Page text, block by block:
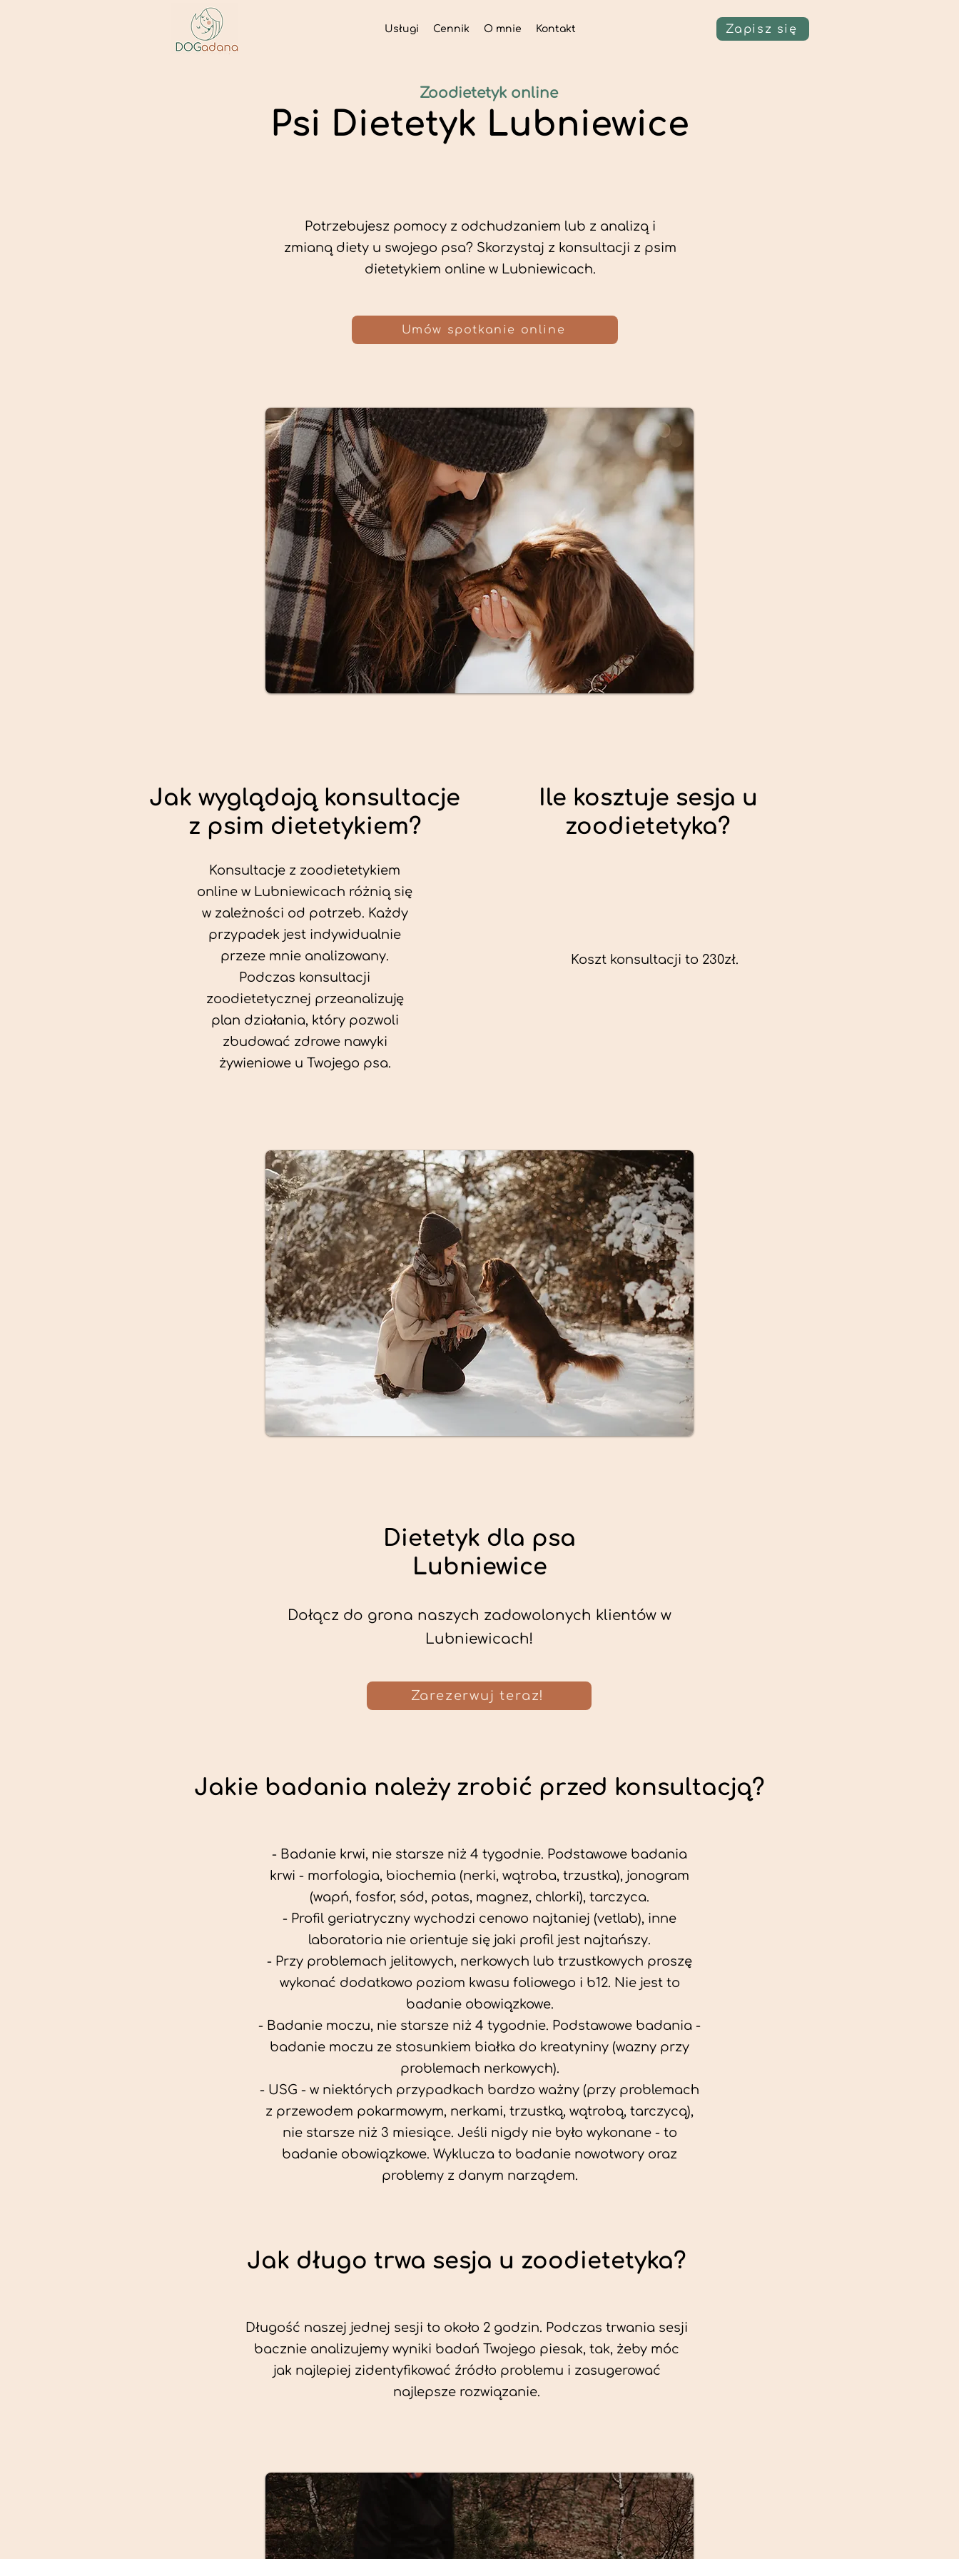
Usługi Cennik O mnie Kontakt Zapisz się
Psi Dietetyk Lubniewice
Potrzebujesz pomocy z odchudzaniem lub z analizą i
zmianą diety u swojego psa? Skorzystaj z konsultacji z psim
dietetykiem online w Lubniewicach.
Zoodietetyk online
Umów spotkanie online
Jak wyglądają konsultacje
z psim dietetykiem?
Konsultacje z zoodietetykiem
online w Lubniewicach różnią się
w zależności od potrzeb. Każdy
przypadek jest indywidualnie
przeze mnie analizowany.
Podczas konsultacji
zoodietetycznej przeanalizuję
plan działania, który pozwoli
zbudować zdrowe nawyki
żywieniowe u Twojego psa.
Ile kosztuje sesja u
zoodietetyka?
Koszt konsultacji to 230zł.
Dietetyk dla psa
Lubniewice
Dołącz do grona naszych zadowolonych klientów w
Lubniewicach!
Zarezerwuj teraz!
Jakie badania należy zrobić przed konsultacją?
- Badanie krwi, nie starsze niż 4 tygodnie. Podstawowe badania
krwi - morfologia, biochemia (nerki, wątroba, trzustka), jonogram
(wapń, fosfor, sód, potas, magnez, chlorki), tarczyca.
- Profil geriatryczny wychodzi cenowo najtaniej (vetlab), inne
laboratoria nie orientuje się jaki profil jest najtańszy.
- Przy problemach jelitowych, nerkowych lub trzustkowych proszę
wykonać dodatkowo poziom kwasu foliowego i b12. Nie jest to
badanie obowiązkowe.
- Badanie moczu, nie starsze niż 4 tygodnie. Podstawowe badania -
badanie moczu ze stosunkiem białka do kreatyniny (wazny przy
problemach nerkowych).
- USG - w niektórych przypadkach bardzo ważny (przy problemach
z przewodem pokarmowym, nerkami, trzustką, wątrobą, tarczycą),
nie starsze niż 3 miesiące. Jeśli nigdy nie było wykonane - to
badanie obowiązkowe. Wyklucza to badanie nowotwory oraz
problemy z danym narządem.
Jak długo trwa sesja u zoodietetyka?
Długość naszej jednej sesji to około 2 godzin. Podczas trwania sesji
bacznie analizujemy wyniki badań Twojego piesak, tak, żeby móc
jak najlepiej zidentyfikować źródło problemu i zasugerować
najlepsze rozwiązanie.